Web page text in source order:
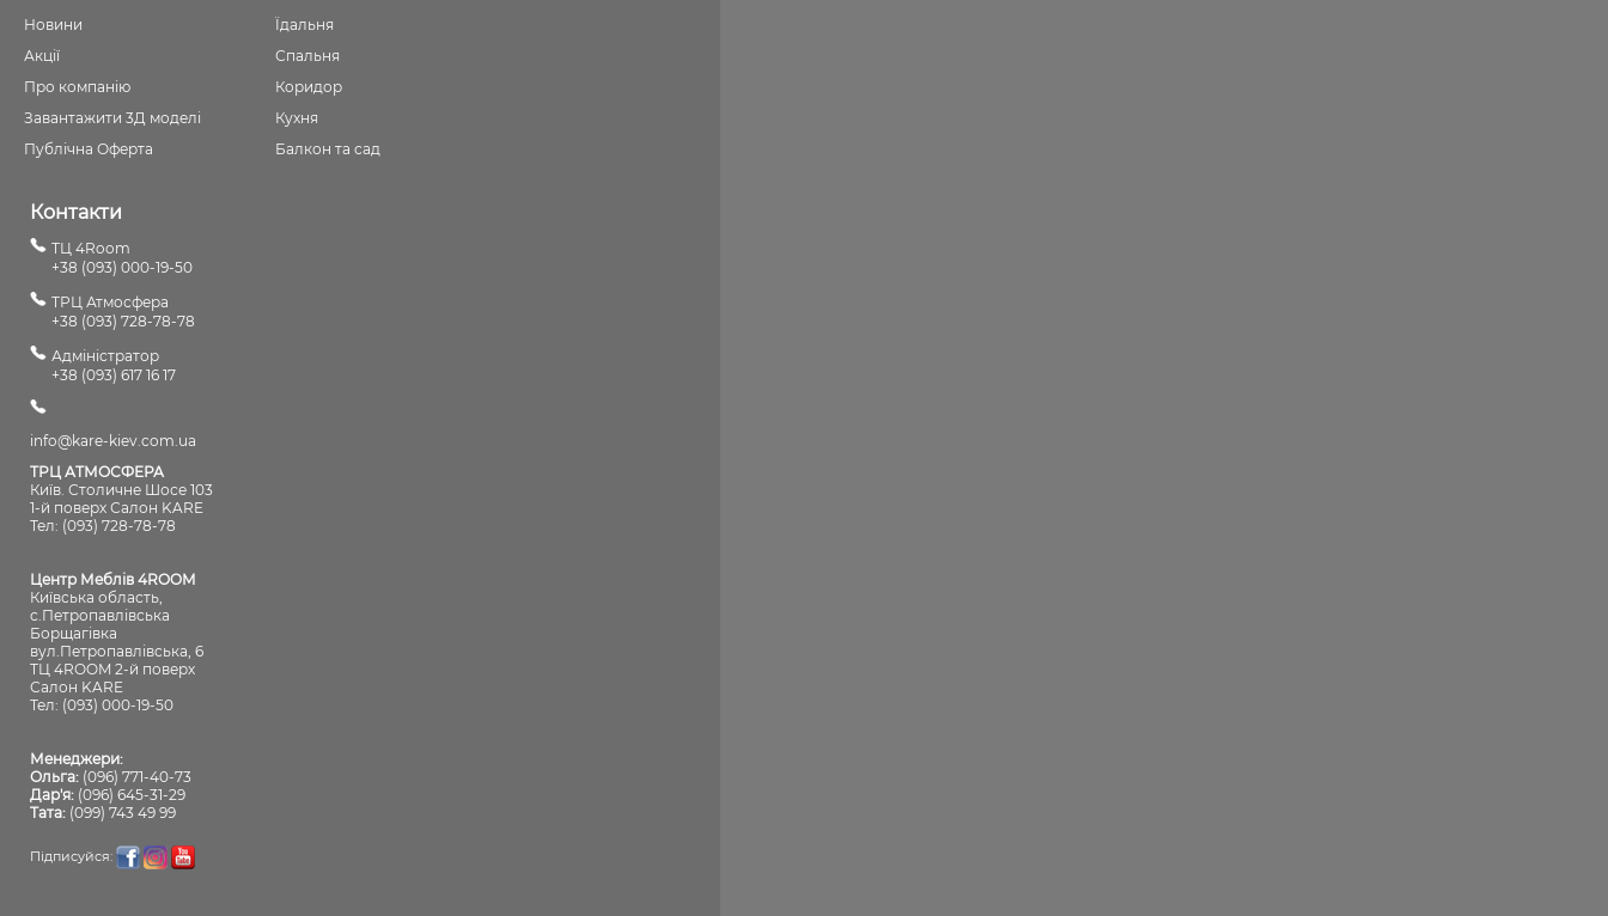
Новини
Акції
Про компанію
Завантажити 3Д моделі
Публічна Оферта
Контакти
ТЦ 4Room
+38 (093) 000-19-50
ТРЦ Атмосфера
+38 (093) 728-78-78
Адміністратор
+38 (093) 617 16 17
info@kare-kiev.com.ua
ТРЦ АТМОСФЕРА
Київ. Столичне Шосе 103
1-й поверх Салон KARE
Тел: (093) 728-78-78
Центр Меблів 4ROOM
Київська область,
с.Петропавлівська
Борщагівка
вул.Петропавлівська, 6
ТЦ 4ROOM 2-й поверх
Салон KARE
Тел: (093) 000-19-50
Менеджери:
Ольга: (096) 771-40-73
Дар'я: (096) 645-31-29
Тата: (099) 743 49 99
Підписуйся:
Їдальня
Спальня
Коридор
Кухня
Балкон та сад